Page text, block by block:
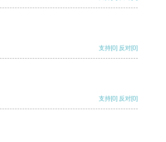
支持[0] 反对[0]
支持[0] 反对[0]